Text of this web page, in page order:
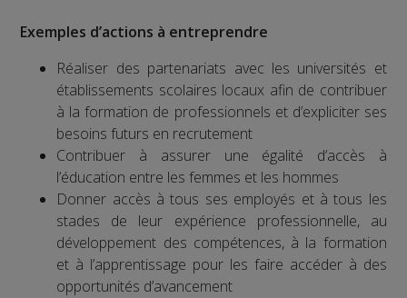
Exemples d’actions à entreprendre
Réaliser des partenariats avec les universités et
établissements scolaires locaux afin de contribuer
à la formation de professionnels et d’expliciter ses
besoins futurs en recrutement
Contribuer à assurer une égalité d’accès à
l’éducation entre les femmes et les hommes
Donner accès à tous ses employés et à tous les
stades de leur expérience professionnelle, au
développement des compétences, à la formation
et à l’apprentissage pour les faire accéder à des
opportunités d’avancement